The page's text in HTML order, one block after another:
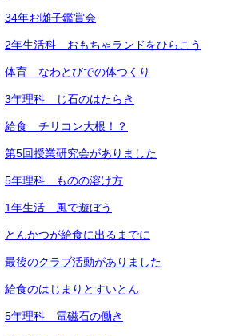
34年お囃子鑑賞会
2年生活科 おもちゃランドをひらこう
体育 なわとびでの体つくり
3年理科 じ石のはたらき
給食 チリコン大根！？
第5回授業研究会がありました
5年理科 ものの溶け方
1年生活 風で遊ぼう
とんかつが給食に出るまでに
最後のクラブ活動がありました
給食のはじまりとすいとん
5年理科 電磁石の働き